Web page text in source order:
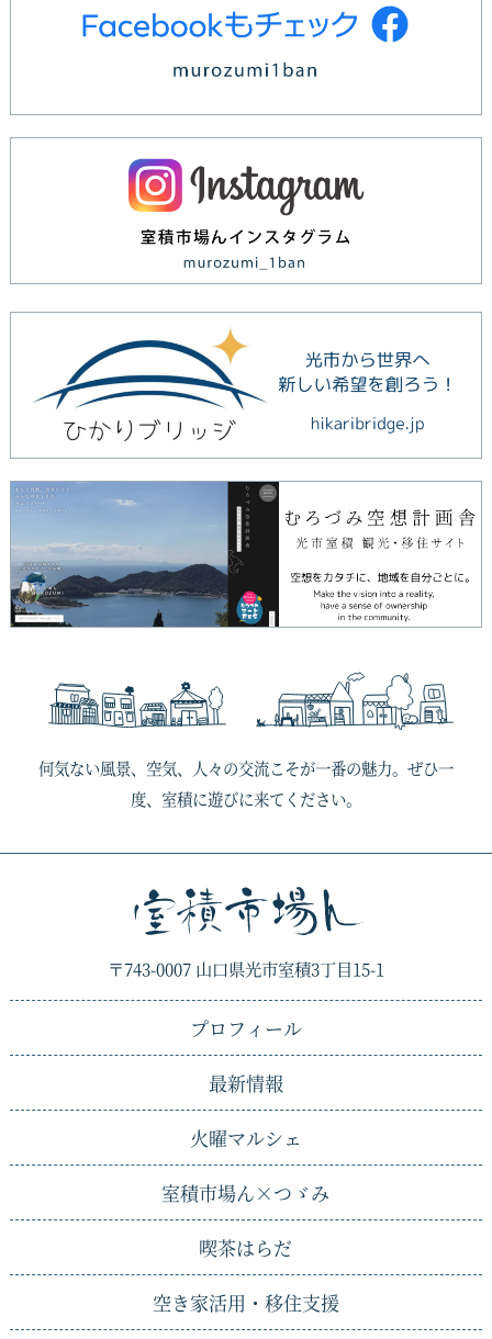
何気ない風景、空気、人々の交流こそが一番の魅力。ぜひ一
度、室積に遊びに来てください。
〒743-0007 山口県光市室積3丁目15-1
プロフィール
最新情報
火曜マルシェ
室積市場ん×つゞみ
喫茶はらだ
空き家活用・移住支援